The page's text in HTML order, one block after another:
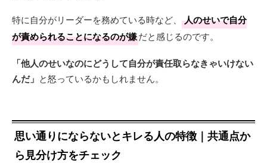
特に自分がリーダーを務めている時など、
人のせいで自分
が責められることになるのが嫌だと感じるのです。
「他人のせいなのにどうして自分が責任取らなきゃいけない
んだ」 と怒っているかもしれません。
思い通りにならないとキレる人の特徴｜共通点か
ら見分け方をチェック